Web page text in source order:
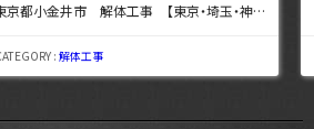
井市 解体工事 【東京・埼玉・神奈川の解体工事なら東央建設へ】
:解体工事